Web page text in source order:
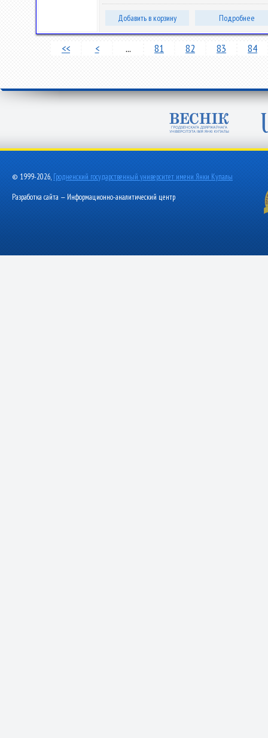
Добавить в корзину Подробнее
<< < ... 81 82 83 84
© 1999-2026, Гродненский государственный университет имени Янки Купалы
Разработка сайта — Информационно-аналитический центр